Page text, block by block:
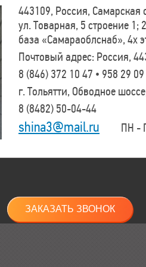
443109, Россия, Самарская
ул. Товарная, 5 строение 1;
база «Самараоблснаб», 4х
Почтовый адрес: Россия,
8 (846) 372 10 47 • 958 29
г. Тольятти, Обводное
8 (8482) 50-04-44
shina3@mail.ru ПН - ПТ
ЗАКАЗАТЬ ЗВОНОК